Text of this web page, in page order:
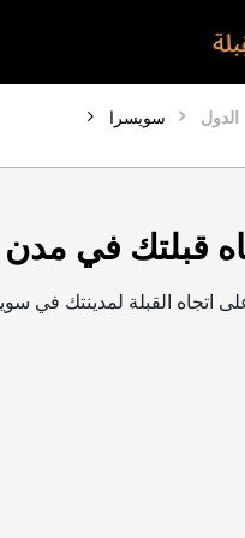
الدول سويسرا
قبلتك في
اتجاه القبلة لمدينتك في